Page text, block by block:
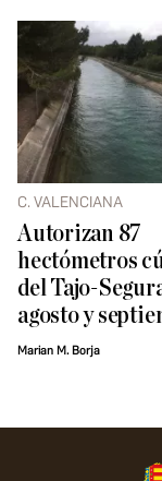
C. VALENCIANA
Autorizan 87
hectómetros
del Tajo-
agosto y
Marian M. Borja